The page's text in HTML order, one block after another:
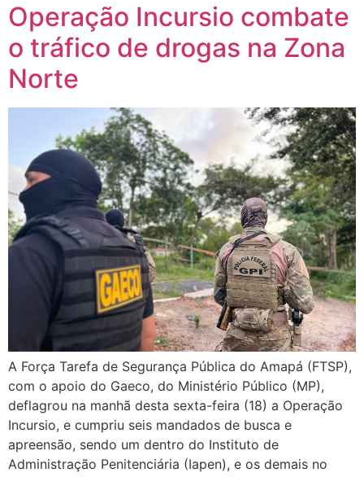
Operação Incursio combate
o tráfico de drogas na Zona
Norte
A Força Tarefa de Segurança Pública do Amapá (FTSP),
com o apoio do Gaeco, do Ministério Público (MP),
deflagrou na manhã desta sexta-feira (18) a Operação
Incursio, e cumpriu seis mandados de busca e
apreensão, sendo um dentro do Instituto de
Administração Penitenciária (Iapen), e os demais no